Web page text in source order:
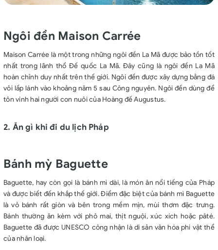
Ngôi đền Maison Carrée
Maison Carrée là một trong những ngôi đền La Mã được bảo tồn tốt
nhất trong lãnh thổ Đế quốc La Mã. Đây cũng là ngôi đền La Mã
hoàn chỉnh duy nhất trên thế giới. Ngôi đền được xây dựng bằng đá
vôi lấp lánh vào khoảng năm 5 sau Công nguyên. Ngôi đền dùng để
tôn vinh hai người con nuôi của Hoàng đế Augustus.
2. Ăn gì khi đi du lịch Pháp
Bánh mỳ Baguette
Baguette, hay còn gọi là bánh mì dài, là món ăn nổi tiếng của Pháp
và được biết đến khắp thế giới. Điểm đặc biệt của bánh mì Baguette
là vỏ bánh rất giòn và bên trong mềm mịn, mùi thơm đặc trưng.
Bánh thường ăn kèm với phô mai, thịt nguội, xúc xích hoặc pâté.
Baguette đã được UNESCO công nhận là di sản văn hóa phi vật thể
của nhân loại.